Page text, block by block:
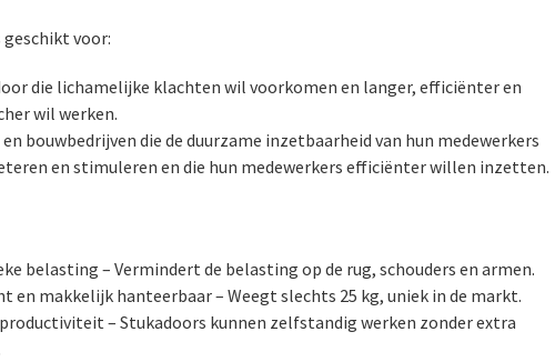
geschikt voor:
die lichamelijke klachten wil voorkomen en langer, efficiënter en
wil werken.
bouwbedrijven die de duurzame inzetbaarheid van hun medewerkers
en stimuleren en die hun medewerkers efficiënter willen inzetten.
belasting – Vermindert de belasting op de rug, schouders en armen.
en makkelijk hanteerbaar – Weegt slechts 25 kg, uniek in de markt.
– Stukadoors kunnen zelfstandig werken zonder extra